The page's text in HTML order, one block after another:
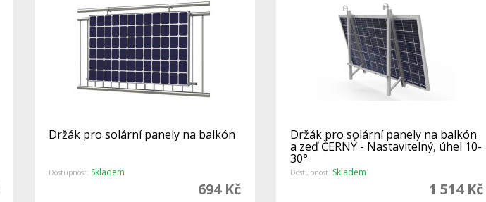
Držák pro solární panely na balkón
Dostupnost: Skladem
694 Kč
Držák pro solární panely na balkón
a zeď ČERNÝ - Nastavitelný, úhel 10-
30°
Dostupnost: Skladem
1 514 Kč